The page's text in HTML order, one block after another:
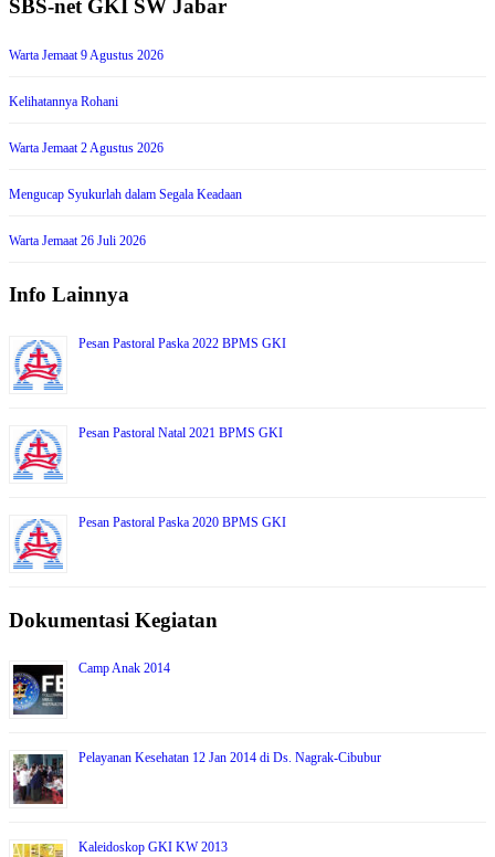
SBS-net GKI SW Jabar
Warta Jemaat 9 Agustus 2026
Kelihatannya Rohani
Warta Jemaat 2 Agustus 2026
Mengucap Syukurlah dalam Segala Keadaan
Warta Jemaat 26 Juli 2026
Info Lainnya
Pesan Pastoral Paska 2022 BPMS GKI
Pesan Pastoral Natal 2021 BPMS GKI
Pesan Pastoral Paska 2020 BPMS GKI
Dokumentasi Kegiatan
Camp Anak 2014
Pelayanan Kesehatan 12 Jan 2014 di Ds. Nagrak-Cibubur
Kaleidoskop GKI KW 2013